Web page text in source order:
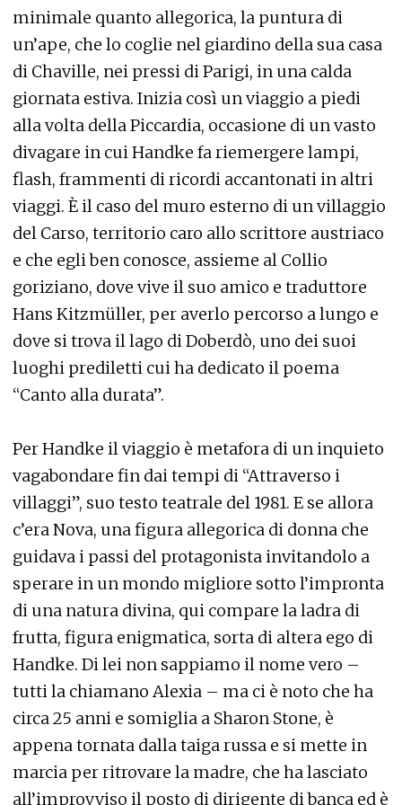
minimale quanto allegorica, la puntura di
un’ape, che lo coglie nel giardino della sua casa
di Chaville, nei pressi di Parigi, in una calda
giornata estiva. Inizia così un viaggio a piedi
alla volta della Piccardia, occasione di un vasto
divagare in cui Handke fa riemergere lampi,
flash, frammenti di ricordi accantonati in altri
viaggi. È il caso del muro esterno di un villaggio
del Carso, territorio caro allo scrittore austriaco
e che egli ben conosce, assieme al Collio
goriziano, dove vive il suo amico e traduttore
Hans Kitzmüller, per averlo percorso a lungo e
dove si trova il lago di Doberdò, uno dei suoi
luoghi prediletti cui ha dedicato il poema
“Canto alla durata”.
Per Handke il viaggio è metafora di un inquieto
vagabondare fin dai tempi di “Attraverso i
villaggi”, suo testo teatrale del 1981. E se allora
c’era Nova, una figura allegorica di donna che
guidava i passi del protagonista invitandolo a
sperare in un mondo migliore sotto l’impronta
di una natura divina, qui compare la ladra di
frutta, figura enigmatica, sorta di altera ego di
Handke. Di lei non sappiamo il nome vero –
tutti la chiamano Alexia – ma ci è noto che ha
circa 25 anni e somiglia a Sharon Stone, è
appena tornata dalla taiga russa e si mette in
marcia per ritrovare la madre, che ha lasciato
all’improvviso il posto di dirigente di banca ed è